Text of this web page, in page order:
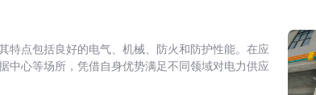
特点包括良好的电气、机械、防火和防护性能。在应
中心等场所，凭借自身优势满足不同领域对电力供应